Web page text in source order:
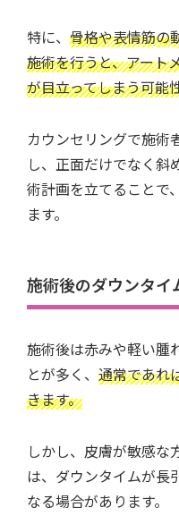
特に、 骨格や表情筋の
施術を行うと、アート
が目立ってしまう可能
カウンセリングで施術
し、正面だけでなく斜
術計画を立てることで
ます。
施術後のダウンタイ
施術後は赤みや軽い腫
とが多く、 通常であれ
きます。
しかし、皮膚が敏感な
は、ダウンタイムが長
なる場合があります。